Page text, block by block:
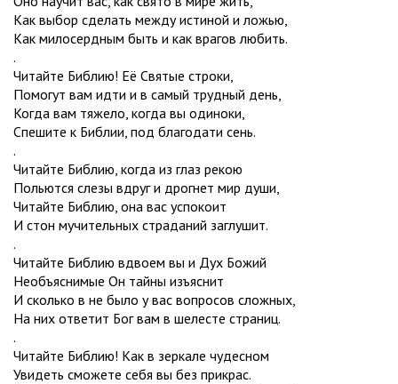
Как выбор сделать между истиной и ложью,
Как милосердным быть и как врагов любить.
.
Читайте Библию! Её Святые строки,
Помогут вам идти и в самый трудный день,
Когда вам тяжело, когда вы одиноки,
Спешите к Библии, под благодати сень.
.
Читайте Библию, когда из глаз рекою
Польются слезы вдруг и дрогнет мир души,
Читайте Библию, она вас успокоит
И стон мучительных страданий заглушит.
.
Читайте Библию вдвоем вы и Дух Божий
Необъяснимые Он тайны изъяснит
И сколько в не было у вас вопросов сложных,
На них ответит Бог вам в шелесте страниц.
.
Читайте Библию! Как в зеркале чудесном
Увидеть сможете себя вы без прикрас.